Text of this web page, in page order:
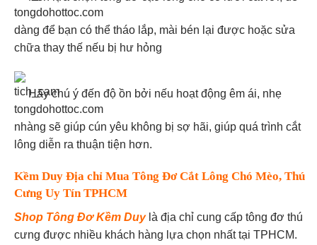
dàng để bạn có thể tháo lắp, mài bén lại được hoặc sửa
chữa thay thế nếu bị hư hỏng
Hãy chú ý đến độ ồn bởi nếu hoạt động êm ái, nhẹ
nhàng sẽ giúp cún yêu không bị sợ hãi, giúp quá trình cắt
lông diễn ra thuận tiện hơn.
Kềm Duy Địa chỉ Mua Tông Đơ Cắt Lông Chó Mèo, Thú
Cưng Uy Tín TPHCM
Shop Tông Đơ Kềm Duylà địa chỉ cung cấp tông đơ thú
cưng được nhiều khách hàng lựa chọn nhất tại TPHCM.